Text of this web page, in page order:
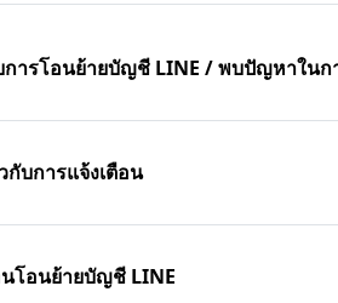
การโอนย้ายบัญชี LINE / พบปัญหาใน
บการแจ้งเตือน
โอนย้ายบัญชี LINE